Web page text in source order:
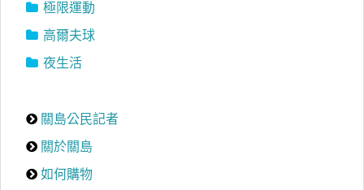
極限運動
高爾夫球
夜生活
關島公民記者
關於關島
如何購物